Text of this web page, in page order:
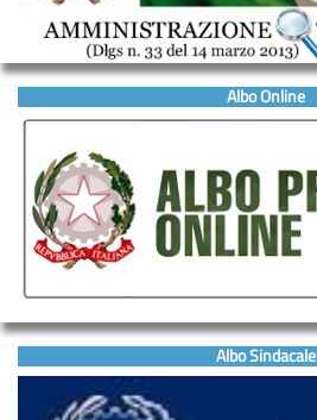
Albo Online
Albo Sindacale